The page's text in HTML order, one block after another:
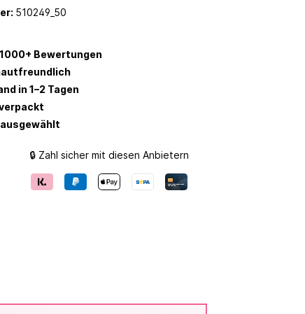
510249_50
Bewertungen
in 1–2 Tagen
🔒 Zahl sicher mit diesen Anbietern